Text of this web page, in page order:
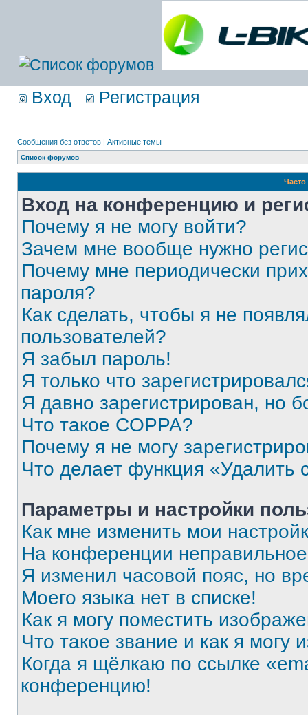
Вход Регистрация
Сообщения без ответов | Активные темы
Список форумов
Вход на конференцию и
Почему я не могу войти?
Зачем мне вообще нужно
Почему мне периодически
пароля?
Как сделать, чтобы я не
пользователей?
Я забыл пароль!
Я только что
Я давно зарегистрирован, но
Что такое COPPA?
Почему я не могу
Что делает функция «Удалить
Параметры и настройки
Как мне изменить мои
На конференции
Я изменил часовой пояс, но
Моего языка нет в списке!
Как я могу поместить
Что такое звание и как я могу
Когда я щёлкаю по ссылке
конференцию!